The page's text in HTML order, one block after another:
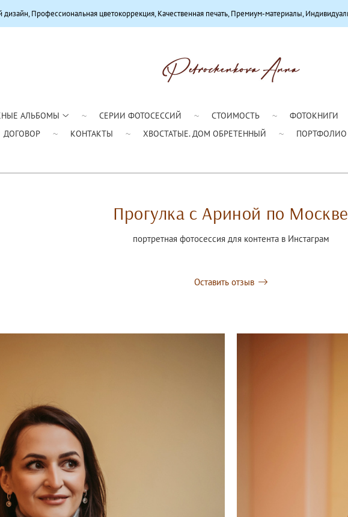
АЛЬБОМЫ СЕРИИ ФОТОСЕССИЙ СТОИМОСТЬ ФОТОКНИГИ
ДОГОВОР
КОНТАКТЫ ХВОСТАТЫЕ. ДОМ ОБРЕТЕННЫЙ ПОРТФОЛИО
Прогулка с Ариной по Москве
портретная фотосессия для контента в Инстаграм
Оставить отзыв
цветокоррекция, Качественная печать, Премиум-материалы, Индивидуальный подход